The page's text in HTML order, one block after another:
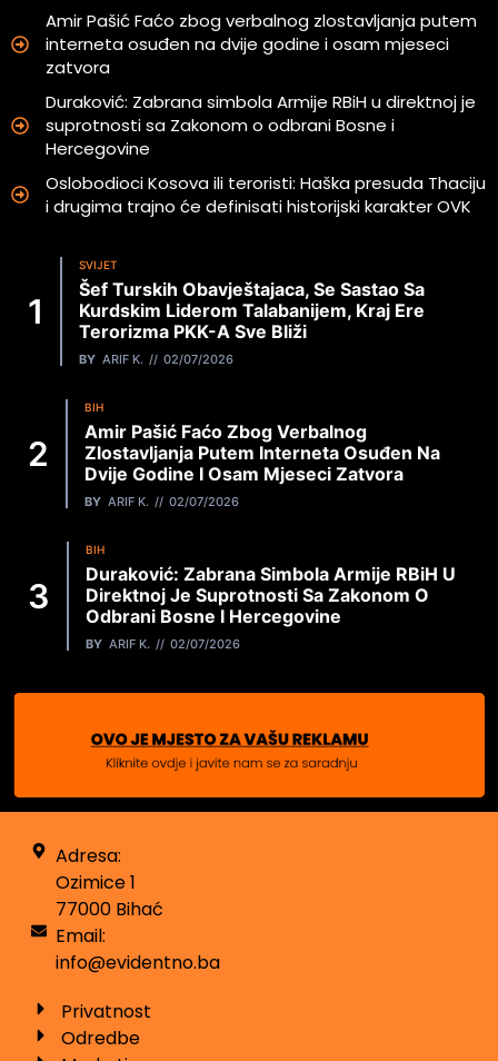
Amir Pašić Faćo zbog verbalnog zlostavljanja putem
interneta osuđen na dvije godine i osam mjeseci
zatvora
Duraković: Zabrana simbola Armije RBiH u direktnoj je
suprotnosti sa Zakonom o odbrani Bosne i
Hercegovine
Oslobodioci Kosova ili teroristi: Haška presuda Thaciju
i drugima trajno će definisati historijski karakter OVK
SVIJET
Šef Turskih Obavještajaca, Se Sastao Sa
Kurdskim Liderom Talabanijem, Kraj Ere
Terorizma PKK-A Sve Bliži
BY ARIF K. 02/07/2026
BIH
Amir Pašić Faćo Zbog Verbalnog
Zlostavljanja Putem Interneta Osuđen Na
Dvije Godine I Osam Mjeseci Zatvora
BY ARIF K. 02/07/2026
BIH
Duraković: Zabrana Simbola Armije RBiH U
Direktnoj Je Suprotnosti Sa Zakonom O
Odbrani Bosne I Hercegovine
BY ARIF K. 02/07/2026
Adresa:
Ozimice 1
77000 Bihać
Email:
info@evidentno.ba
Privatnost
Odredbe